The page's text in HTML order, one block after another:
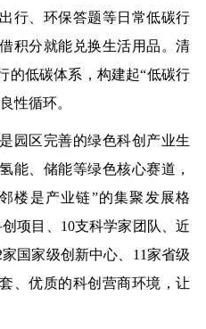
行、环保答题等日常低碳行
积分就能兑换生活用品。清
的低碳体系，构建起“低碳行
性循环。
区完善的绿色科创产业生
能、储能等绿色核心赛道，
楼是产业链”的集聚发展格
项目、10支科学家团队、近
国家级创新中心、11家省级
、优质的科创营商环境，让